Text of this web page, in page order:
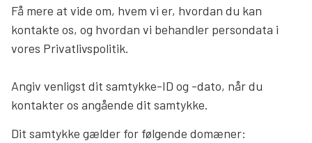
Få mere at vide om, hvem vi er, hvordan du kan
kontakte os, og hvordan vi behandler persondata i
vores Privatlivspolitik.
Angiv venligst dit samtykke-ID og -dato, når du
kontakter os angående dit samtykke.
Dit samtykke gælder for følgende domæner: